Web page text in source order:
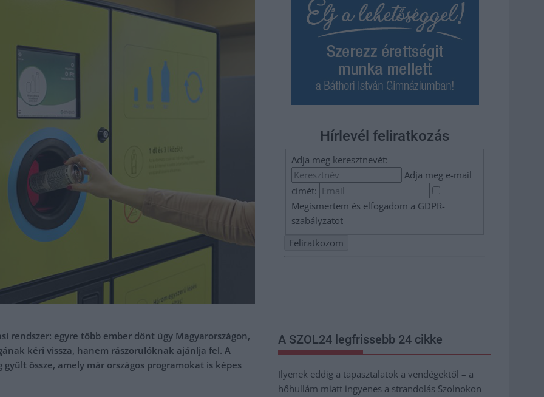
rendszer: egyre több ember dönt úgy Magyarországon,
kéri vissza, hanem rászorulóknak ajánlja fel. A
össze, amely már országos programokat is képes
Hírlevél feliratkozás
Adja meg keresztnevét:
Adja meg e-mail
címét:
Megismertem és elfogadom a GDPR-
szabályzatot
A SZOL24 legfrissebb 24 cikke
Ilyenek eddig a tapasztalatok a vendégektől – a
hőhullám miatt ingyenes a strandolás Szolnokon